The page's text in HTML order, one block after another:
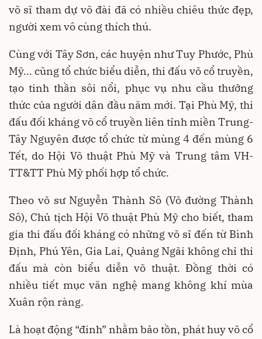
võ sĩ tham dự võ đài đã có nhiều chiêu thức đẹp,
người xem vô cùng thích thú.
Cùng với Tây Sơn, các huyện như Tuy Phước, Phù
Mỹ... cũng tổ chức biểu diễn, thi đấu võ cổ truyền,
tạo tinh thần sôi nổi, phục vụ nhu cầu thưởng
thức của người dân đầu năm mới. Tại Phù Mỹ, thi
đấu đối kháng võ cổ truyền liên tỉnh miền Trung-
Tây Nguyên được tổ chức từ mùng 4 đến mùng 6
Tết, do Hội Võ thuật Phù Mỹ và Trung tâm VH-
TT&TT Phù Mỹ phối hợp tổ chức.
Theo võ sư Nguyễn Thành Sô (Võ đường Thành
Sô), Chủ tịch Hội Võ thuật Phù Mỹ cho biết, tham
gia thi đấu đối kháng có những võ sĩ đến từ Bình
Định, Phú Yên, Gia Lai, Quảng Ngãi không chỉ thi
đấu mà còn biểu diễn võ thuật. Đồng thời có
nhiều tiết mục văn nghệ mang không khí mùa
Xuân rộn ràng.
Là hoạt động “đinh” nhằm bảo tồn, phát huy võ cổ